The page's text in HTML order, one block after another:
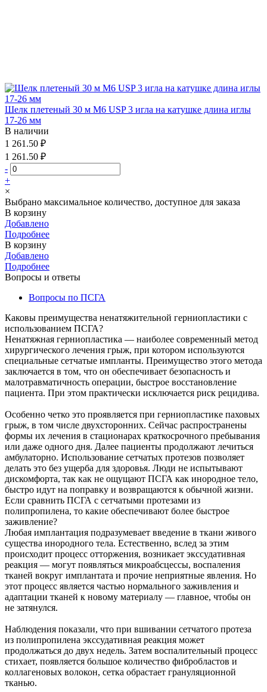
Шелк плетеный 30 м М6 USP 3 игла на катушке длина иглы
17-26 мм
В наличии
1 261.50 ₽
1 261.50 ₽
-
+
×
Выбрано максимальное количество, доступное для заказа
В корзину
Добавлено
Подробнее
В корзину
Добавлено
Подробнее
Вопросы и ответы
Вопросы по ПСГА
Каковы преимущества ненатяжительной герниопластики с
использованием ПСГА?
Ненатяжная герниопластика — наиболее современный метод
хирургического лечения грыж, при котором используются
специальные сетчатые импланты. Преимущество этого метода
заключается в том, что он обеспечивает безопасность и
малотравматичность операции, быстрое восстановление
пациента. При этом практически исключается риск рецидива.
Особенно четко это проявляется при герниопластике паховых
грыж, в том числе двухсторонних. Сейчас распространены
формы их лечения в стационарах краткосрочного пребывания
или даже одного дня. Далее пациенты продолжают лечиться
амбулаторно. Использование сетчатых протезов позволяет
делать это без ущерба для здоровья. Люди не испытывают
дискомфорта, так как не ощущают ПСГА как инородное тело,
быстро идут на поправку и возвращаются к обычной жизни.
Если сравнить ПСГА с сетчатыми протезами из
полипропилена, то какие обеспечивают более быстрое
заживление?
Любая имплантация подразумевает введение в ткани живого
существа инородного тела. Естественно, вслед за этим
происходит процесс отторжения, возникает экссудативная
реакция — могут появляться микроабсцессы, воспаления
тканей вокруг имплантата и прочие неприятные явления. Но
этот процесс является частью нормального заживления и
адаптации тканей к новому материалу — главное, чтобы он
не затянулся.
Наблюдения показали, что при вшивании сетчатого протеза
из полипропилена экссудативная реакция может
продолжаться до двух недель. Затем воспалительный процесс
стихает, появляется большое количество фибробластов и
коллагеновых волокон, сетка обрастает грануляционной
тканью.